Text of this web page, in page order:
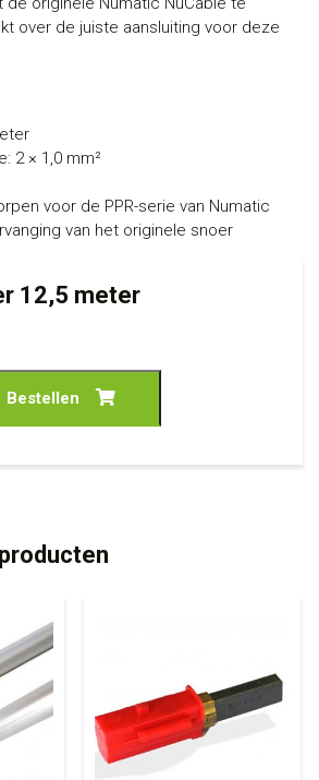
over de juiste aansluiting voor deze
2 × 1,0 mm²
voor de PPR-serie van Numatic
van het originele snoer
12,5 meter
Bestellen